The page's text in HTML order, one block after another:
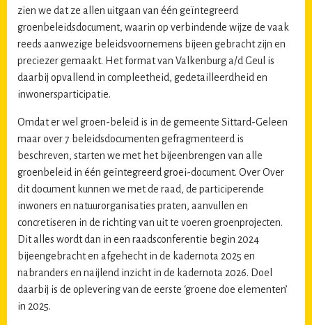
zien we dat ze allen uitgaan van één geïntegreerd
groenbeleidsdocument, waarin op verbindende wijze de vaak
reeds aanwezige beleidsvoornemens bijeen gebracht zijn en
preciezer gemaakt. Het format van Valkenburg a/d Geul is
daarbij opvallend in compleetheid, gedetailleerdheid en
inwonersparticipatie.
Omdat er wel groen-beleid is in de gemeente Sittard-Geleen
maar over 7 beleidsdocumenten gefragmenteerd is
beschreven, starten we met het bijeenbrengen van alle
groenbeleid in één geïntegreerd groei-document. Over Over
dit document kunnen we met de raad, de participerende
inwoners en natuurorganisaties praten, aanvullen en
concretiseren in de richting van uit te voeren groenprojecten.
Dit alles wordt dan in een raadsconferentie begin 2024
bijeengebracht en afgehecht in de kadernota 2025 en
nabranders en naijlend inzicht in de kadernota 2026. Doel
daarbij is de oplevering van de eerste ‘groene doe elementen’
in 2025.